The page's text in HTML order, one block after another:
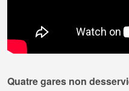
Quatre gares non